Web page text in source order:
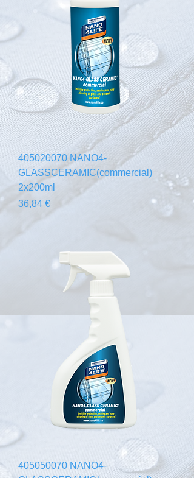
405020070 NANO4-
GLASSCERAMIC(commercial)
2x200ml
Prix
36,84 €
405050070 NANO4-